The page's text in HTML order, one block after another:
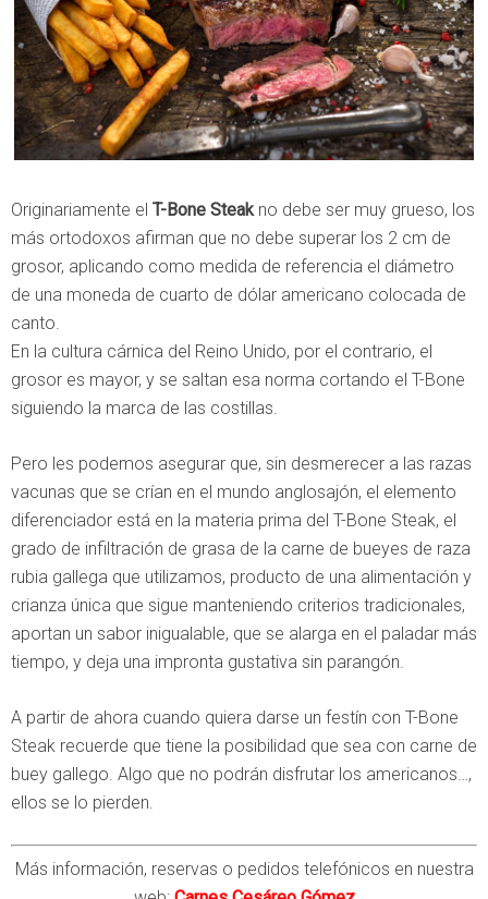
Originariamente el T-Bone Steak no debe ser muy grueso, los
más ortodoxos afirman que no debe superar los 2 cm de
grosor, aplicando como medida de referencia el diámetro
de una moneda de cuarto de dólar americano colocada de
canto.
En la cultura cárnica del Reino Unido, por el contrario, el
grosor es mayor, y se saltan esa norma cortando el T-Bone
siguiendo la marca de las costillas.
Pero les podemos asegurar que, sin desmerecer a las razas
vacunas que se crían en el mundo anglosajón, el elemento
diferenciador está en la materia prima del T-Bone Steak, el
grado de infiltración de grasa de la carne de bueyes de raza
rubia gallega que utilizamos, producto de una alimentación y
crianza única que sigue manteniendo criterios tradicionales,
aportan un sabor inigualable, que se alarga en el paladar más
tiempo, y deja una impronta gustativa sin parangón.
A partir de ahora cuando quiera darse un festín con T-Bone
Steak recuerde que tiene la posibilidad que sea con carne de
buey gallego. Algo que no podrán disfrutar los americanos…,
ellos se lo pierden.
Más información, reservas o pedidos telefónicos en nuestra